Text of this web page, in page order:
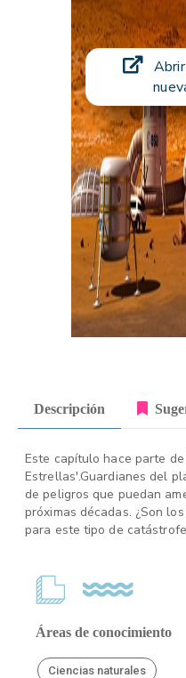
Descripción
Este capítulo hace parte
Estrellas'.Guardianes del
de peligros que puedan
próximas décadas. ¿Son
para este tipo de
Áreas de conocimiento
Ciencias naturales